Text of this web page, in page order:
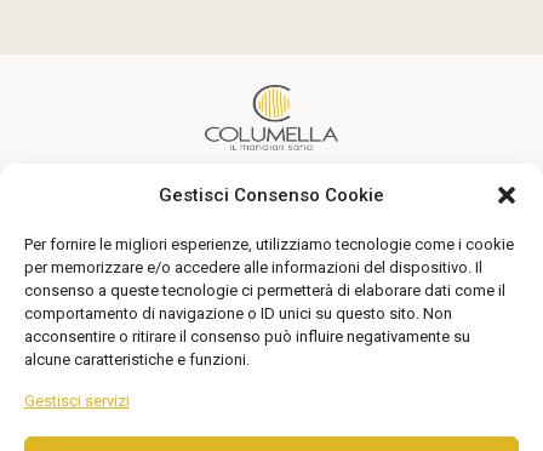
Gestisci Consenso Cookie
Per fornire le migliori esperienze, utilizziamo tecnologie come i cookie
per memorizzare e/o accedere alle informazioni del dispositivo. Il
consenso a queste tecnologie ci permetterà di elaborare dati come il
comportamento di navigazione o ID unici su questo sito. Non
acconsentire o ritirare il consenso può influire negativamente su
alcune caratteristiche e funzioni.
Gestisci servizi
Un’alimentazione sana alla portata di tutti
Seguici